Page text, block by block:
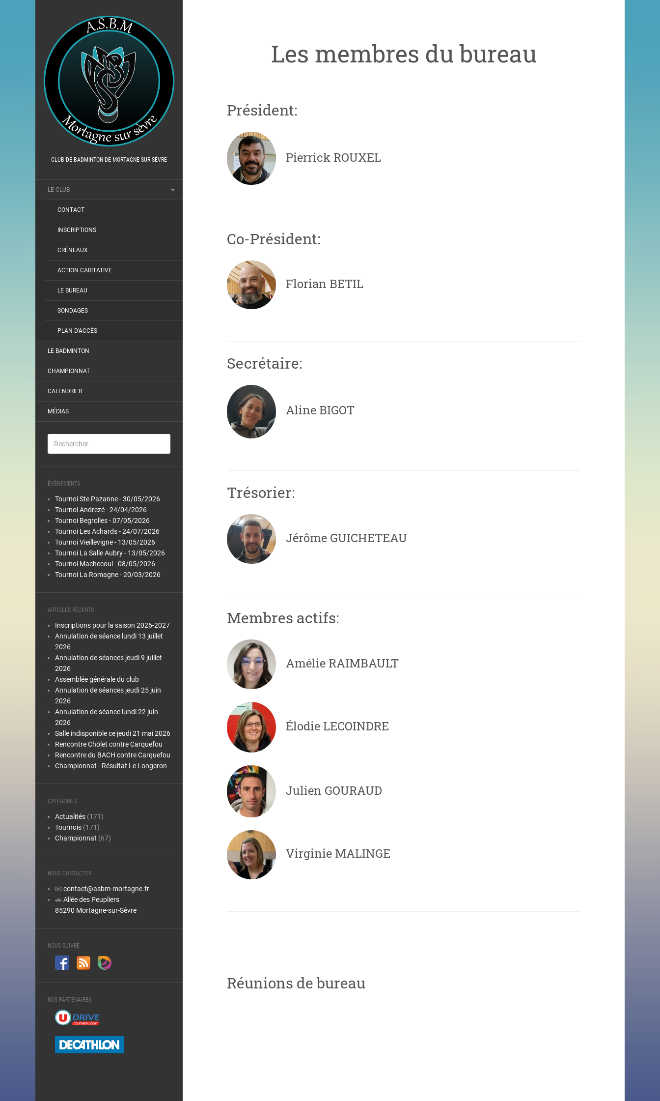
CLUB DE BADMINTON DE MORTAGNE SUR SÈVRE
LE CLUB
CONTACT
INSCRIPTIONS
CRÉNEAUX
ACTION CARITATIVE
LE BUREAU
SONDAGES
PLAN D’ACCÈS
LE BADMINTON
CHAMPIONNAT
CALENDRIER
MÉDIAS
ÉVÈNEMENTS
Tournoi Ste Pazanne - 30/05/2026
Tournoi Andrezé - 24/04/2026
Tournoi Begrolles - 07/05/2026
Tournoi Les Achards - 24/07/2026
Tournoi Vieillevigne - 13/05/2026
Tournoi La Salle Aubry - 13/05/2026
Tournoi Machecoul - 08/05/2026
Tournoi La Romagne - 20/03/2026
ARTICLES RÉCENTS
Inscriptions pour la saison 2026-2027
Annulation de séance lundi 13 juillet
2026
Annulation de séances jeudi 9 juillet
2026
Assemblée générale du club
Annulation de séances jeudi 25 juin
2026
Annulation de séance lundi 22 juin
2026
Salle indisponible ce jeudi 21 mai 2026
Rencontre Cholet contre Carquefou
Rencontre du BACH contre Carquefou
Championnat - Résultat Le Longeron
CATÉGORIES
Actualités (171)
Tournois (171)
Championnat (67)
NOUS CONTACTER
📧 contact@asbm-mortagne.fr
🚗 Allée des Peupliers
85290 Mortagne-sur-Sèvre
NOUS SUIVRE
NOS PARTENAIRES
Les membres du bureau
Président:
Pierrick ROUXEL
Co-Président:
Florian BETIL
Secrétaire:
Aline BIGOT
Trésorier:
Jérôme GUICHETEAU
Membres actifs:
Amélie RAIMBAULT
Élodie LECOINDRE
Julien GOURAUD
Virginie MALINGE
Réunions de bureau